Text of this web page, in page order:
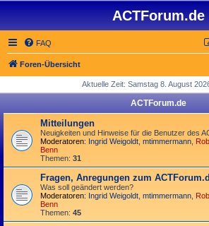
ACTForum.de
FAQ
Foren-Übersicht
Aktuelle Zeit: Samstag 8. August
ACTForum.de
Mitteilungen
Neuigkeiten und Hinweise für die Benutzer des
Moderatoren: Ingrid Weigoldt mtimmermann
Benn
Themen: 31
Fragen, Anregungen zum
Was soll geändert werden?
Moderatoren: Ingrid Weigoldt mtimmermann
Benn
Themen: 45